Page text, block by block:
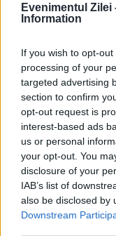
Evenimentul Zilei
Information
If you wish to opt-
processing of your
targeted advertising
section to confirm
opt-out request is
interest-based ads
us or personal
your opt-out. You
disclosure of your
IAB’s list of
also be disclosed by
Downstream
Formula